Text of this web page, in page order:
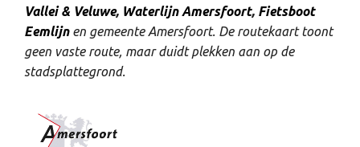
Vallei & Veluwe, Waterlijn Amersfoort, Fietsboot
Eemlijn en gemeente Amersfoort. De routekaart toont
geen vaste route, maar duidt plekken aan op de
stadsplattegrond.